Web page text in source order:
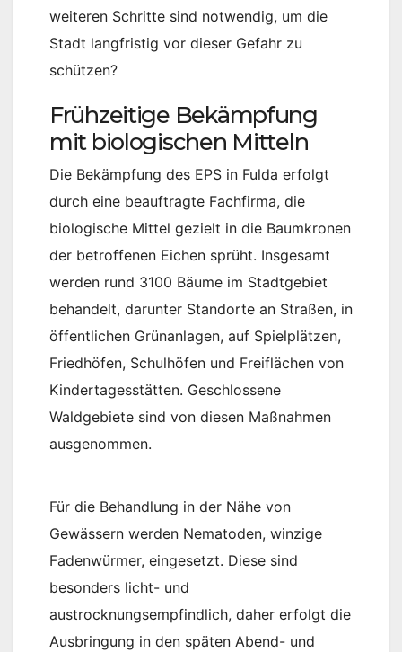
weiteren Schritte sind notwendig, um die
Stadt langfristig vor dieser Gefahr zu
schützen?
Frühzeitige Bekämpfung
mit biologischen Mitteln
Die Bekämpfung des EPS in Fulda erfolgt
durch eine beauftragte Fachfirma, die
biologische Mittel gezielt in die Baumkronen
der betroffenen Eichen sprüht. Insgesamt
werden rund 3100 Bäume im Stadtgebiet
behandelt, darunter Standorte an Straßen, in
öffentlichen Grünanlagen, auf Spielplätzen,
Friedhöfen, Schulhöfen und Freiflächen von
Kindertagesstätten. Geschlossene
Waldgebiete sind von diesen Maßnahmen
ausgenommen.
Für die Behandlung in der Nähe von
Gewässern werden Nematoden, winzige
Fadenwürmer, eingesetzt. Diese sind
besonders licht- und
austrocknungsempfindlich, daher erfolgt die
Ausbringung in den späten Abend- und